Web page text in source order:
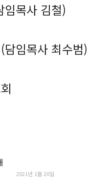
임목사 김철)
임목사 최수범)
2021년 1월 20일